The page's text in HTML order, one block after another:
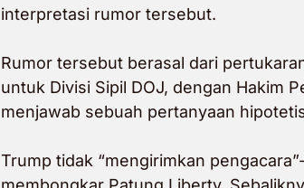
interpretasi rumor tersebut.
Rumor tersebut berasal dari
untuk Divisi Sipil DOJ, dengan Hakim
menjawab sebuah pertanyaan
Trump tidak “mengirimkan